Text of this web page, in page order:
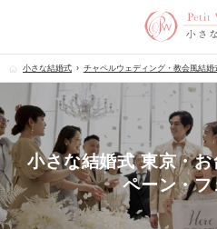
小さな結婚式 チャペルウェディング・教会風結婚
小さな結婚式 東京・
ペーン・フ